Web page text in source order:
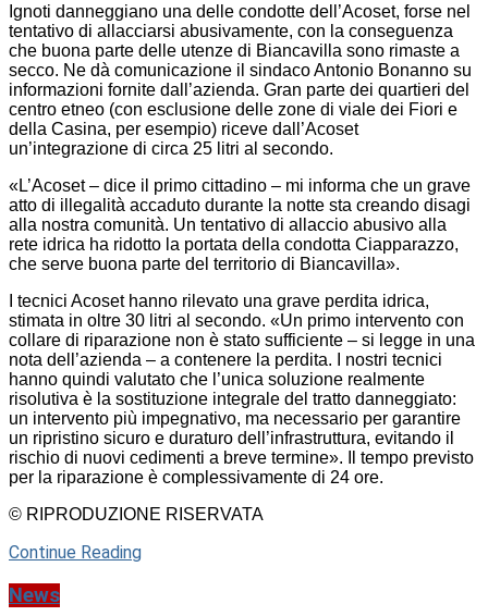
Ignoti danneggiano una delle condotte dell’Acoset, forse nel
tentativo di allacciarsi abusivamente, con la conseguenza
che buona parte delle utenze di Biancavilla sono rimaste a
secco. Ne dà comunicazione il sindaco Antonio Bonanno su
informazioni fornite dall’azienda. Gran parte dei quartieri del
centro etneo (con esclusione delle zone di viale dei Fiori e
della Casina, per esempio) riceve dall’Acoset
un’integrazione di circa 25 litri al secondo.
«L’Acoset – dice il primo cittadino – mi informa che un grave
atto di illegalità accaduto durante la notte sta creando disagi
alla nostra comunità. Un tentativo di allaccio abusivo alla
rete idrica ha ridotto la portata della condotta Ciapparazzo,
che serve buona parte del territorio di Biancavilla».
I tecnici Acoset hanno rilevato una grave perdita idrica,
stimata in oltre 30 litri al secondo. «Un primo intervento con
collare di riparazione non è stato sufficiente – si legge in una
nota dell’azienda – a contenere la perdita. I nostri tecnici
hanno quindi valutato che l’unica soluzione realmente
risolutiva è la sostituzione integrale del tratto danneggiato:
un intervento più impegnativo, ma necessario per garantire
un ripristino sicuro e duraturo dell’infrastruttura, evitando il
rischio di nuovi cedimenti a breve termine». Il tempo previsto
per la riparazione è complessivamente di 24 ore.
© RIPRODUZIONE RISERVATA
Continue Reading
News